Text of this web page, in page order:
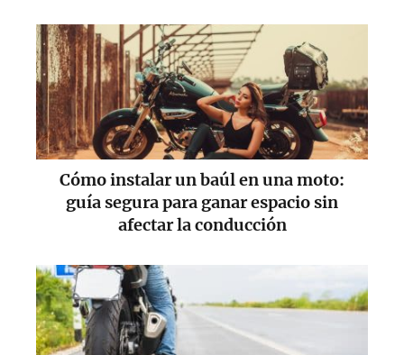
Cómo instalar un baúl en una moto:
guía segura para ganar espacio sin
afectar la conducción